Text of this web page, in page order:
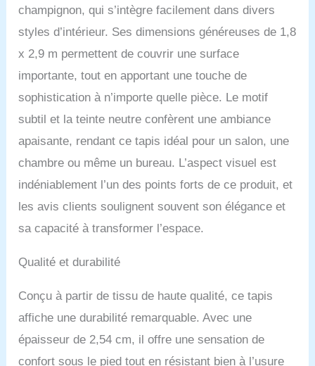
Depuis plus de 100 ans,
Safavieh est une marque
de confiance pour une
qualité sans compromis
champignon, qui s’intègre facilement dans divers
styles d’intérieur. Ses dimensions généreuses de 1,8
x 2,9 m permettent de couvrir une surface
importante, tout en apportant une touche de
sophistication à n’importe quelle pièce. Le motif
subtil et la teinte neutre confèrent une ambiance
apaisante, rendant ce tapis idéal pour un salon, une
chambre ou même un bureau. L’aspect visuel est
indéniablement l’un des points forts de ce produit, et
les avis clients soulignent souvent son élégance et
sa capacité à transformer l’espace.
Qualité et durabilité
Conçu à partir de tissu de haute qualité, ce tapis
affiche une durabilité remarquable. Avec une
épaisseur de 2,54 cm, il offre une sensation de
confort sous le pied tout en résistant bien à l’usure